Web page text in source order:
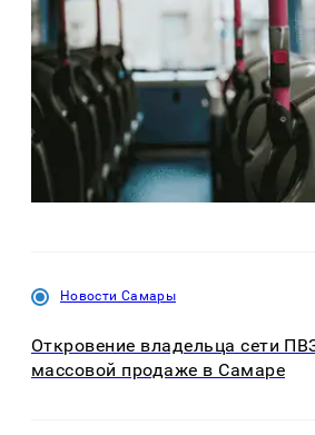
Новости Самары
Откровение владельца сети
массовой продаже в Самаре